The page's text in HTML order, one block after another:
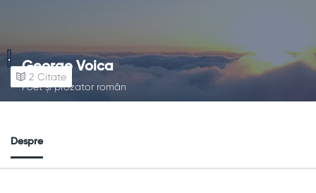
George Voica
Poet și prozator român
2 Citate
Despre